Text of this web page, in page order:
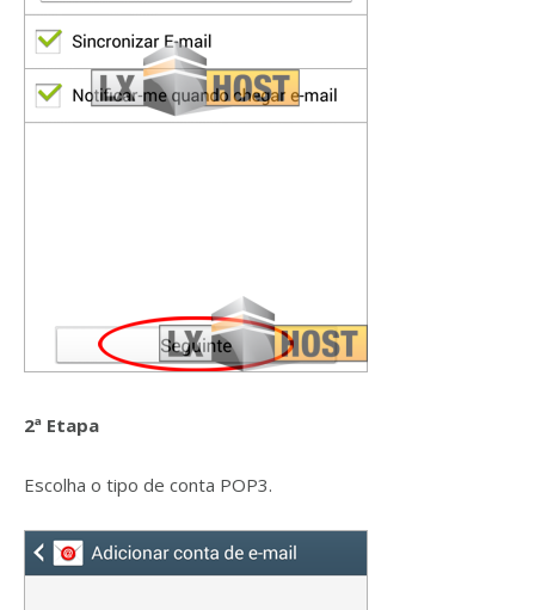
2ª Etapa
Escolha o tipo de conta POP3.